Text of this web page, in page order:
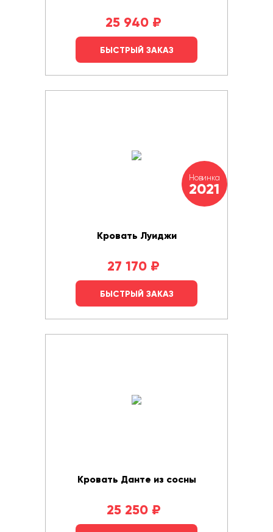
25 940 ₽
БЫСТРЫЙ ЗАКАЗ
Новинка
2021
Кровать Луиджи
27 170 ₽
БЫСТРЫЙ ЗАКАЗ
Кровать Данте из сосны
25 250 ₽